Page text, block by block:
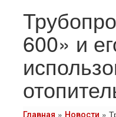
600» и
Главная » Новости »